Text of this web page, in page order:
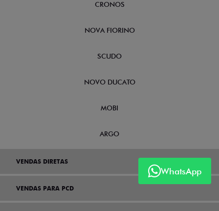
WhatsApp
CRONOS
NOVA FIORINO
SCUDO
NOVO DUCATO
MOBI
ARGO
VENDAS DIRETAS
VENDAS PARA PCD